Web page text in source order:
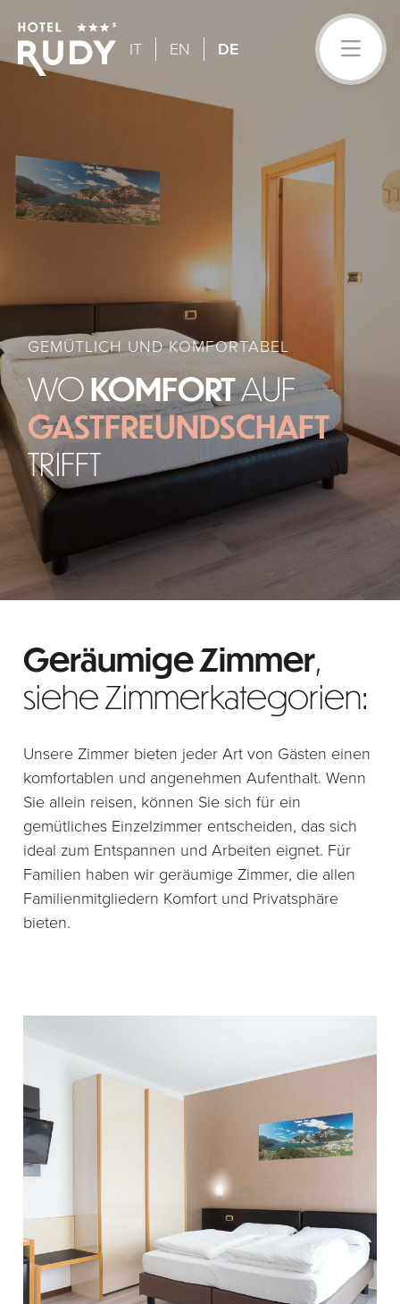
IT EN DE
GEMÜTLICH UND KOMFORTABEL
WOKOMFORTAUF
GASTFREUNDSCHAFT
TRIFFT
Geräumige Zimmer,
siehe Zimmerkategorien:
Unsere Zimmer bieten jeder Art von Gästen einen
komfortablen und angenehmen Aufenthalt. Wenn
Sie allein reisen, können Sie sich für ein
gemütliches Einzelzimmer entscheiden, das sich
ideal zum Entspannen und Arbeiten eignet. Für
Familien haben wir geräumige Zimmer, die allen
Familienmitgliedern Komfort und Privatsphäre
bieten.